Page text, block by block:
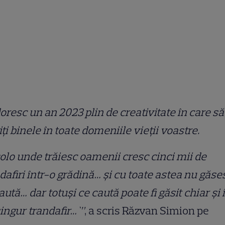
un an 2023 plin de creativitate în care
binele în toate domeniile vieții voastre.
unde trăiesc oamenii cresc cinci mii de
într-o grădină… și cu toate astea nu
dar totuși ce caută poate fi găsit chiar
trandafir…`”, a scris Răzvan Simion pe